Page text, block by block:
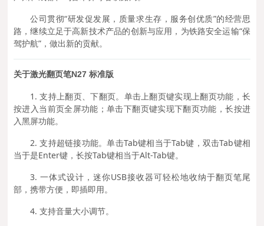
公司贯彻“研发促发展，质量求生存，服务创优质”的经营思
路，继续立足于高新技术产品的创新与应用，为铁路安全运输“保
驾护航”，做出新的贡献。
关于激光翻页笔N27 标准版
1. 支持上翻页、下翻页。单击上翻页键实现上翻页功能，长
按进入当前页全屏功能；单击下翻页键实现下翻页功能，长按进
入黑屏功能。
2. 支持超链接功能。单击Tab键相当于Tab键，双击Tab键相
当于是Enter键，长按Tab键相当于Alt-Tab键。
3. 一体式设计，迷你USB接收器可轻松地收纳于翻页笔尾
部，携带方便，即插即用。
4. 支持音量大小调节。